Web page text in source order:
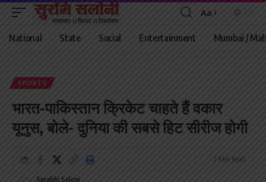
Font
Resizer
Aa
National State Social Entertainment Mumbai /
SPORTS
भारत-पाकिस्तान क्रिकेट चाहते हैं वकार
यूनुस, बोले- दुनिया की सबसे हिट सीरीज होगी
Surabhi Saloni
2 Min Read